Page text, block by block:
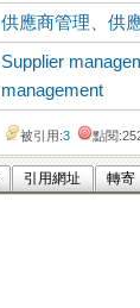
供應商管理 、供
Supplier
management
被引用:3 點閱
引用網址 轉寄